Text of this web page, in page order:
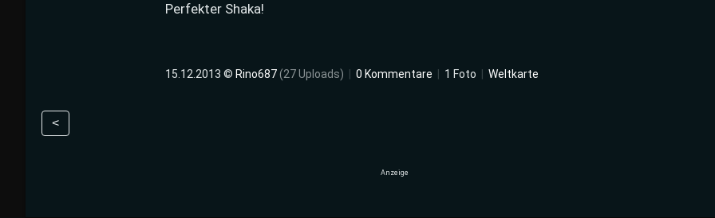
Perfekter Shaka!
15.12.2013 © Rino687(27 Uploads) 0 Kommentare 1 Foto Weltkarte
<